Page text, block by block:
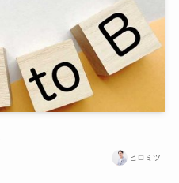
ヒロミツ